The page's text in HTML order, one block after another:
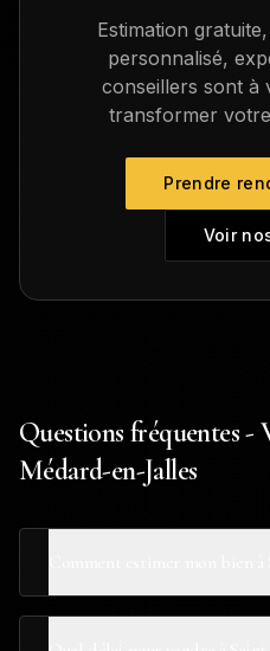
Estimation
personnalisé,
conseillers sont à
transformer
Prendre
Voir
Questions fréquentes -
Médard-en-Jalles